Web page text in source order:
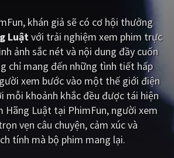
Gia đình
Lịch sử
Tiểu sử
DramaTV
, khán giả sẽ có cơ hội thưởng
Luậtvới trải nghiệm xem phim trực
ảnh sắc nét và nội dung đầy cuốn
chỉ mang đến những tình tiết hấp
xem bước vào một thế giới điện
mỗi khoảnh khắc đều được tái hiện
Hãng Luật tại PhimFun, người xem
vẹn câu chuyện, cảm xúc và
tính mà bộ phim mang lại.